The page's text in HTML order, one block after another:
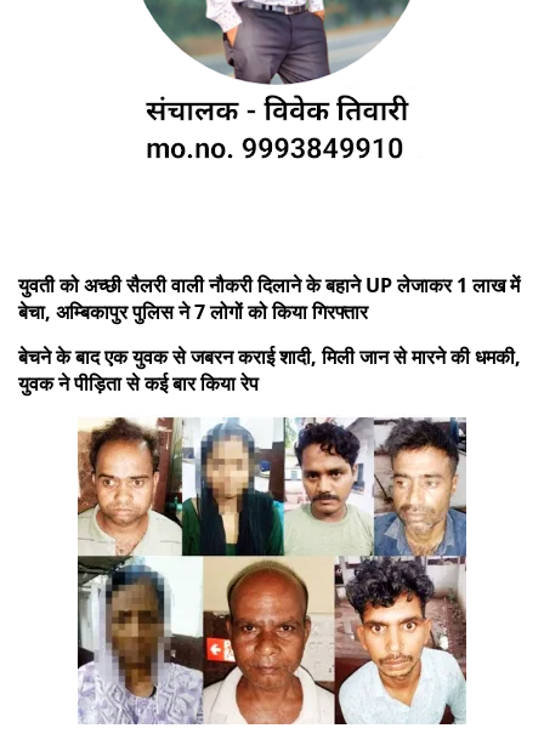
युवती को अच्छी सैलरी वाली नौकरी दिलाने के बहाने UP लेजाकर 1 लाख में
बेचा, अम्बिकापुर पुलिस ने 7 लोगों को किया गिरफ्तार
बेचने के बाद एक युवक से जबरन कराई शादी, मिली जान से मारने की धमकी,
युवक ने पीड़िता से कई बार किया रेप